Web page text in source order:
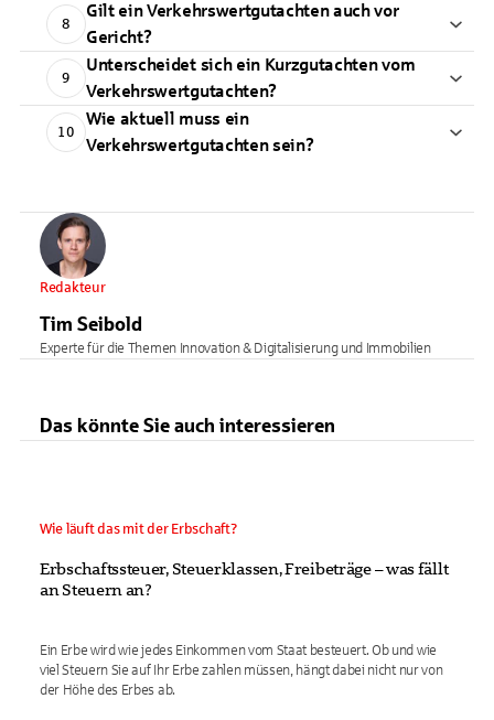
8
Gilt ein Verkehrswertgutachten auch vor
Gericht?
9
Unterscheidet sich ein Kurzgutachten vom
Verkehrswertgutachten?
10
Wie aktuell muss ein
Verkehrswertgutachten sein?
Redakteur
Tim Seibold
Experte für die Themen Innovation & Digitalisierung und Immobilien
Das könnte Sie auch interessieren
Wie läuft das mit der Erbschaft?
Erbschaftssteuer, Steuerklassen, Freibeträge – was fällt
an Steuern an?
Ein Erbe wird wie jedes Einkommen vom Staat besteuert. Ob und wie
viel Steuern Sie auf Ihr Erbe zahlen müssen, hängt dabei nicht nur von
der Höhe des Erbes ab.